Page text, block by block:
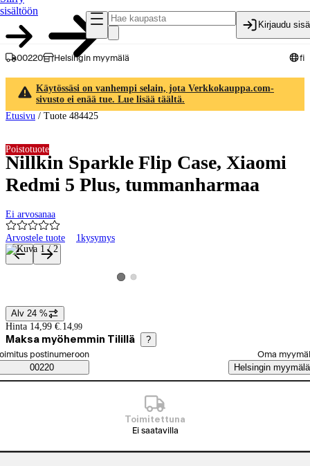
sisältöön
Kirjaudu
00220 Helsingin myymälä fi
Käytössäsi on vanhempi selain, jota Verkkokauppa.com-
sivusto ei enää tue. Lue lisää täältä.
Etusivu / Tuote 484425
Nillkin Sparkle Flip Case, Xiaomi
Redmi 5 Plus, tummanharmaa
Ei arvosanaa
Arvostele tuote 1kysymys
Poistotuote
Tuotteen kuvat ja videot
Katso tuotekuva 1
Katso tuotekuva 2
Hintatiedot
Alv 24 %
Hinta 14,99 €. 14,99
Maksa myöhemmin Tilillä ?
Saatavuustiedot
tilaustapa
postinumeroon
00220
Oma
Helsingin myymälä
Toimitettuna
Ei saatavilla